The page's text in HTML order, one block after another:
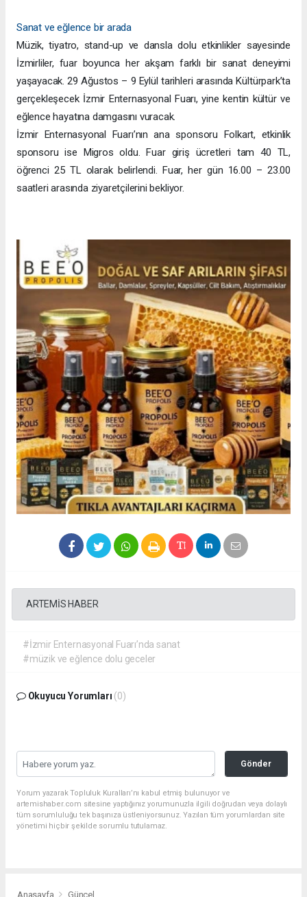
Sanat ve eğlence bir arada
Müzik, tiyatro, stand-up ve dansla dolu etkinlikler sayesinde
İzmirliler, fuar boyunca her akşam farklı bir sanat deneyimi
yaşayacak. 29 Ağustos – 9 Eylül tarihleri arasında Kültürpark’ta
gerçekleşecek İzmir Enternasyonal Fuarı, yine kentin kültür ve
eğlence hayatına damgasını vuracak.
İzmir Enternasyonal Fuarı’nın ana sponsoru Folkart, etkinlik
sponsoru ise Migros oldu. Fuar giriş ücretleri tam 40 TL,
öğrenci 25 TL olarak belirlendi. Fuar, her gün 16.00 – 23.00
saatleri arasında ziyaretçilerini bekliyor.
ARTEMİS HABER
#İzmir Enternasyonal Fuarı’nda sanat
#müzik ve eğlence dolu geceler
Okuyucu Yorumları (0)
Gönder
Yorum yazarak Topluluk Kuralları’nı kabul etmiş bulunuyor ve
artemishaber.com sitesine yaptığınız yorumunuzla ilgili doğrudan veya dolaylı
tüm sorumluluğu tek başınıza üstleniyorsunuz. Yazılan tüm yorumlardan site
yönetimi hiçbir şekilde sorumlu tutulamaz.
Anasayfa Güncel